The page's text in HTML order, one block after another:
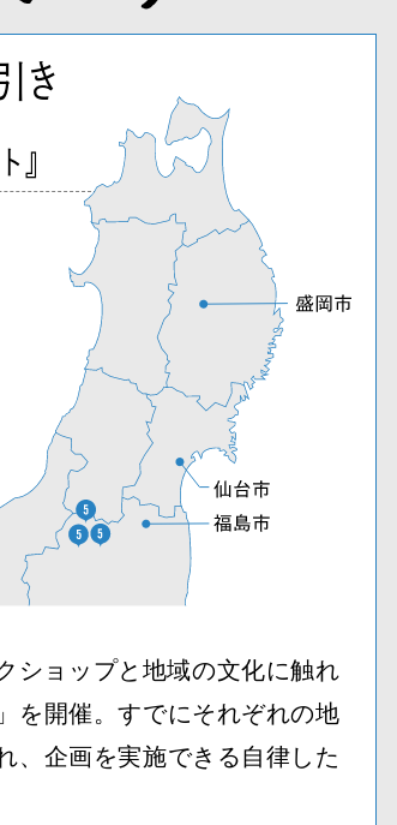
き
』
ショップと地域の文化に触れ
を開催。すでにそれぞれの地
、企画を実施できる自律した